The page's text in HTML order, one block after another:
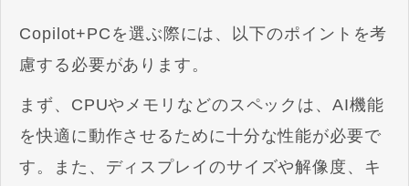
Copilot+PCを選ぶ際には、以下のポイントを考
慮する必要があります。
まず、CPUやメモリなどのスペックは、AI機能
を快適に動作させるために十分な性能が必要で
す。また、ディスプレイのサイズや解像度、キ